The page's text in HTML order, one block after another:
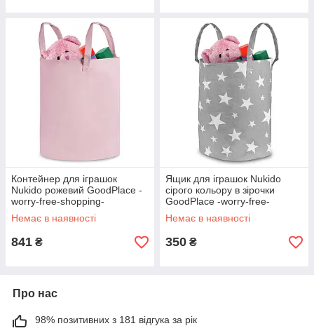
Контейнер для іграшок
Nukido рожевий GoodPlace -
worry-free-shopping-
Немає в наявності
841 ₴
Ящик для іграшок Nukido
сірого кольору в зірочки
GoodPlace -worry-free-
shopping-
Немає в наявності
350 ₴
Про нас
98% позитивних з 181 відгука за рік